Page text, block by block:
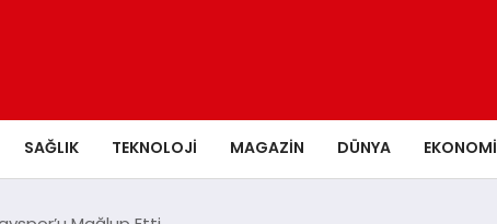
SAĞLIK TEKNOLOJI MAGAZIN DÜNYA EKONOMI